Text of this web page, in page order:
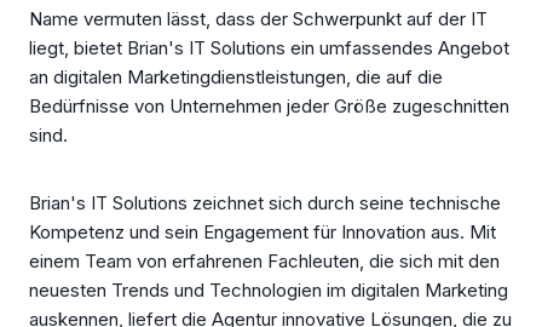
Name vermuten lässt, dass der Schwerpunkt auf der IT
liegt, bietet Brian's IT Solutions ein umfassendes Angebot
an digitalen Marketingdienstleistungen, die auf die
Bedürfnisse von Unternehmen jeder Größe zugeschnitten
sind.
Brian's IT Solutions zeichnet sich durch seine technische
Kompetenz und sein Engagement für Innovation aus. Mit
einem Team von erfahrenen Fachleuten, die sich mit den
neuesten Trends und Technologien im digitalen Marketing
auskennen, liefert die Agentur innovative Lösungen, die zu